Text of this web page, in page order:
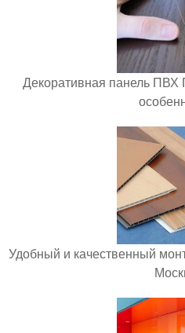
Декоративная панель
Удобный и качественный